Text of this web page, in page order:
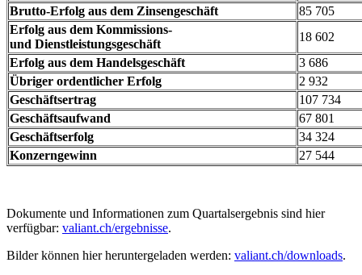
Brutto-Erfolg aus dem Zinsengeschäft
85 705
Erfolg aus dem Kommissions-
und Dienstleistungsgeschäft
18 602
Erfolg aus dem Handelsgeschäft
3 686
Übriger ordentlicher Erfolg
2 932
Geschäftsertrag
107 734
Geschäftsaufwand
67 801
Geschäftserfolg
34 324
Konzerngewinn
27 544
Dokumente und Informationen zum Quartalsergebnis sind hier
verfügbar: valiant.ch/ergebnisse.
Bilder können hier heruntergeladen werden: valiant.ch/downloads.